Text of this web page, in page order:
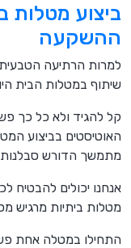
ביצוע מטלות
ההשקעה
למרות הרתיעה
שיתוף במטלות הבית
קל להגיד ולא כל כך
האוטיסטים בביצוע
מתמשך הדורש סבלנות,
אנחנו יכולים
מטלות ביתיות מרגיש
התחילו במטלה אחת